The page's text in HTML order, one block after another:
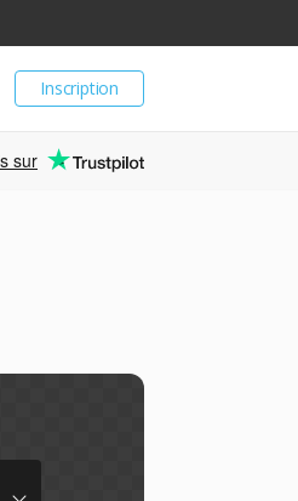
Inscription
sur